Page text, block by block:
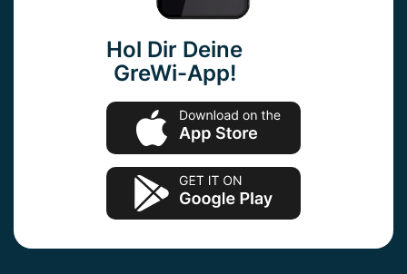
Hol Dir Deine
GreWi-App!